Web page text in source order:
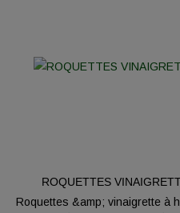
ROQUETTES
Roquettes &amp; vinaigrette à